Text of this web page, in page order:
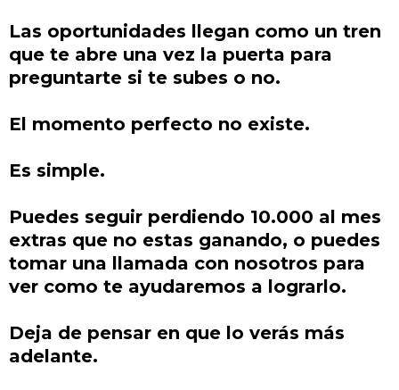
Las oportunidades llegan como un tren
que te abre una vez la puerta para
preguntarte si te subes o no.
El momento perfecto no existe.
Es simple.
Puedes seguir perdiendo 10.000 al mes
extras que no estas ganando, o puedes
tomar una llamada con nosotros para
ver como te ayudaremos a lograrlo.
Deja de pensar en que lo verás más
adelante.